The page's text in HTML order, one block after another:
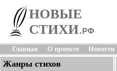
НОВЫЕ
СТИХИ. РФ
Главная О проекте Новости
Жанры стихов